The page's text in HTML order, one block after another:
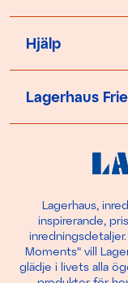
Hjälp
Lagerhaus
Lagerhaus,
inspirerande,
Moments" vill
glädje i livets alla